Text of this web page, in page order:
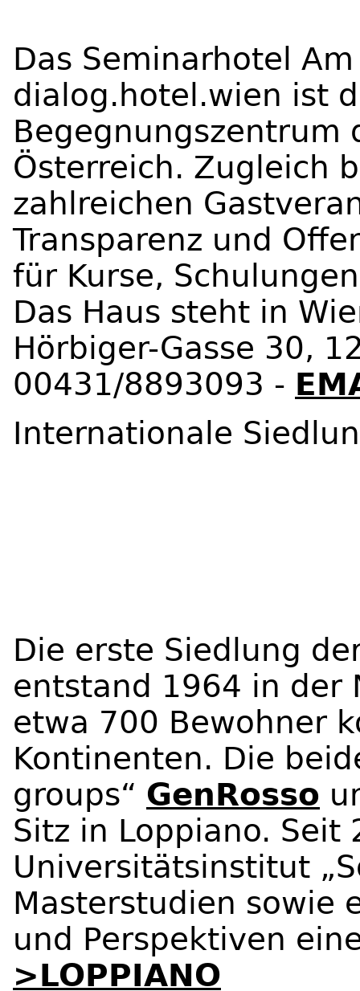
Das Seminarhotel
dialog.hotel.wien ist
Begegnungszentrum
Österreich. Zugleich
zahlreichen
Transparenz und
für Kurse,
Das Haus steht in
Hörbiger-Gasse 30,
00431/8893093 -
Internationale
Die erste Siedlung
entstand 1964 in der
etwa 700 Bewohner
Kontinenten. Die
groups“ GenRosso
Sitz in Loppiano. Seit
Universitätsinstitut
Masterstudien sowie
und Perspektiven
>LOPPIANO